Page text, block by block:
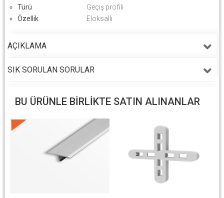
Türü
Geçiş profili
Özellik
Eloksallı
AÇIKLAMA
SIK SORULAN SORULAR
BU ÜRÜNLE BIRLIKTE SATIN ALINANLAR